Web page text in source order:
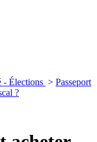
- Élections > Passeport
?